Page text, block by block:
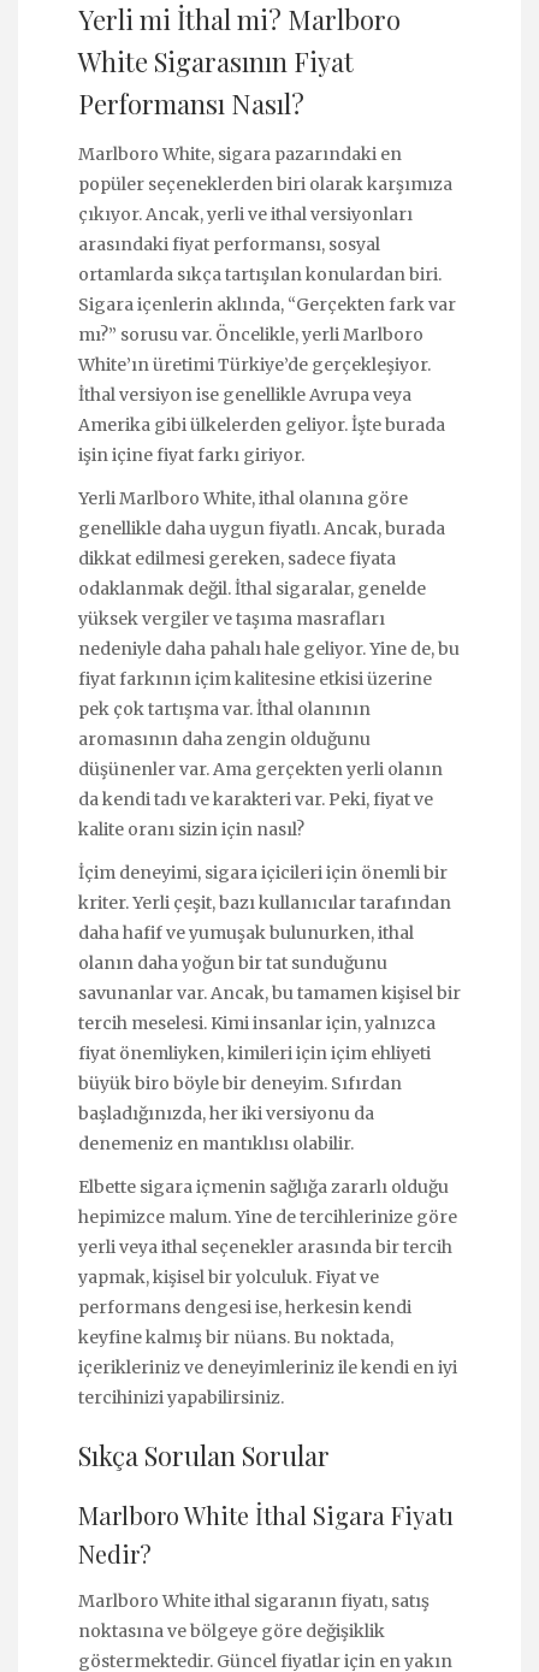
Yerli mi İthal mi? Marlboro
White Sigarasının Fiyat
Performansı Nasıl?
Marlboro White, sigara pazarındaki en
popüler seçeneklerden biri olarak karşımıza
çıkıyor. Ancak, yerli ve ithal versiyonları
arasındaki fiyat performansı, sosyal
ortamlarda sıkça tartışılan konulardan biri.
Sigara içenlerin aklında, “Gerçekten fark var
mı?” sorusu var. Öncelikle, yerli Marlboro
White’ın üretimi Türkiye’de gerçekleşiyor.
İthal versiyon ise genellikle Avrupa veya
Amerika gibi ülkelerden geliyor. İşte burada
işin içine fiyat farkı giriyor.
Yerli Marlboro White, ithal olanına göre
genellikle daha uygun fiyatlı. Ancak, burada
dikkat edilmesi gereken, sadece fiyata
odaklanmak değil. İthal sigaralar, genelde
yüksek vergiler ve taşıma masrafları
nedeniyle daha pahalı hale geliyor. Yine de, bu
fiyat farkının içim kalitesine etkisi üzerine
pek çok tartışma var. İthal olanının
aromasının daha zengin olduğunu
düşünenler var. Ama gerçekten yerli olanın
da kendi tadı ve karakteri var. Peki, fiyat ve
kalite oranı sizin için nasıl?
İçim deneyimi, sigara içicileri için önemli bir
kriter. Yerli çeşit, bazı kullanıcılar tarafından
daha hafif ve yumuşak bulunurken, ithal
olanın daha yoğun bir tat sunduğunu
savunanlar var. Ancak, bu tamamen kişisel bir
tercih meselesi. Kimi insanlar için, yalnızca
fiyat önemliyken, kimileri için içim ehliyeti
büyük biro böyle bir deneyim. Sıfırdan
başladığınızda, her iki versiyonu da
denemeniz en mantıklısı olabilir.
Elbette sigara içmenin sağlığa zararlı olduğu
hepimizce malum. Yine de tercihlerinize göre
yerli veya ithal seçenekler arasında bir tercih
yapmak, kişisel bir yolculuk. Fiyat ve
performans dengesi ise, herkesin kendi
keyfine kalmış bir nüans. Bu noktada,
içerikleriniz ve deneyimleriniz ile kendi en iyi
tercihinizi yapabilirsiniz.
Sıkça Sorulan Sorular
Marlboro White İthal Sigara Fiyatı
Nedir?
Marlboro White ithal sigaranın fiyatı, satış
noktasına ve bölgeye göre değişiklik
göstermektedir. Güncel fiyatlar için en yakın